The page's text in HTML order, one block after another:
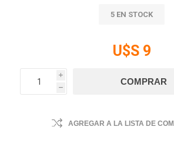
5 EN STOCK
U$S 9
i
h
AGREGAR A LA LISTA DE